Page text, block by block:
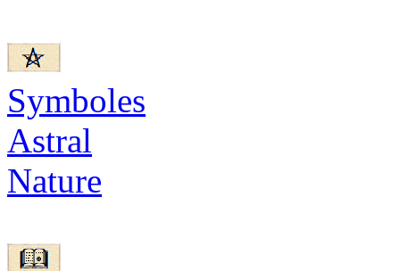
Symboles
Astral
Nature